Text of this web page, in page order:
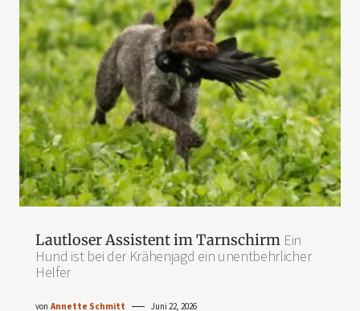
Lautloser Assistent im Tarnschirm Ein
Hund ist bei der Krähenjagd ein unentbehrlicher
Helfer
von Annette Schmitt Juni 22, 2026